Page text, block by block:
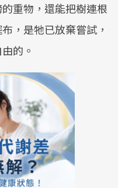
重物，還能把樹連根
，是牠已放棄嘗試，
的。